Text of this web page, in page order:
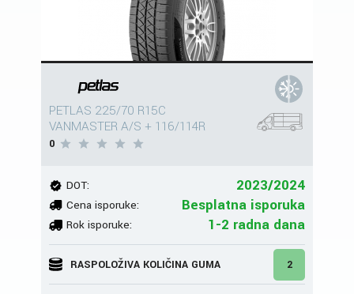
PETLAS 225/70 R15C
VANMASTER A/S + 116/114R
0
DOT: 2023/2024
Cena isporuke: Besplatna isporuka
Rok isporuke: 1-2 radna dana
RASPOLOŽIVA KOLIČINA GUMA 2